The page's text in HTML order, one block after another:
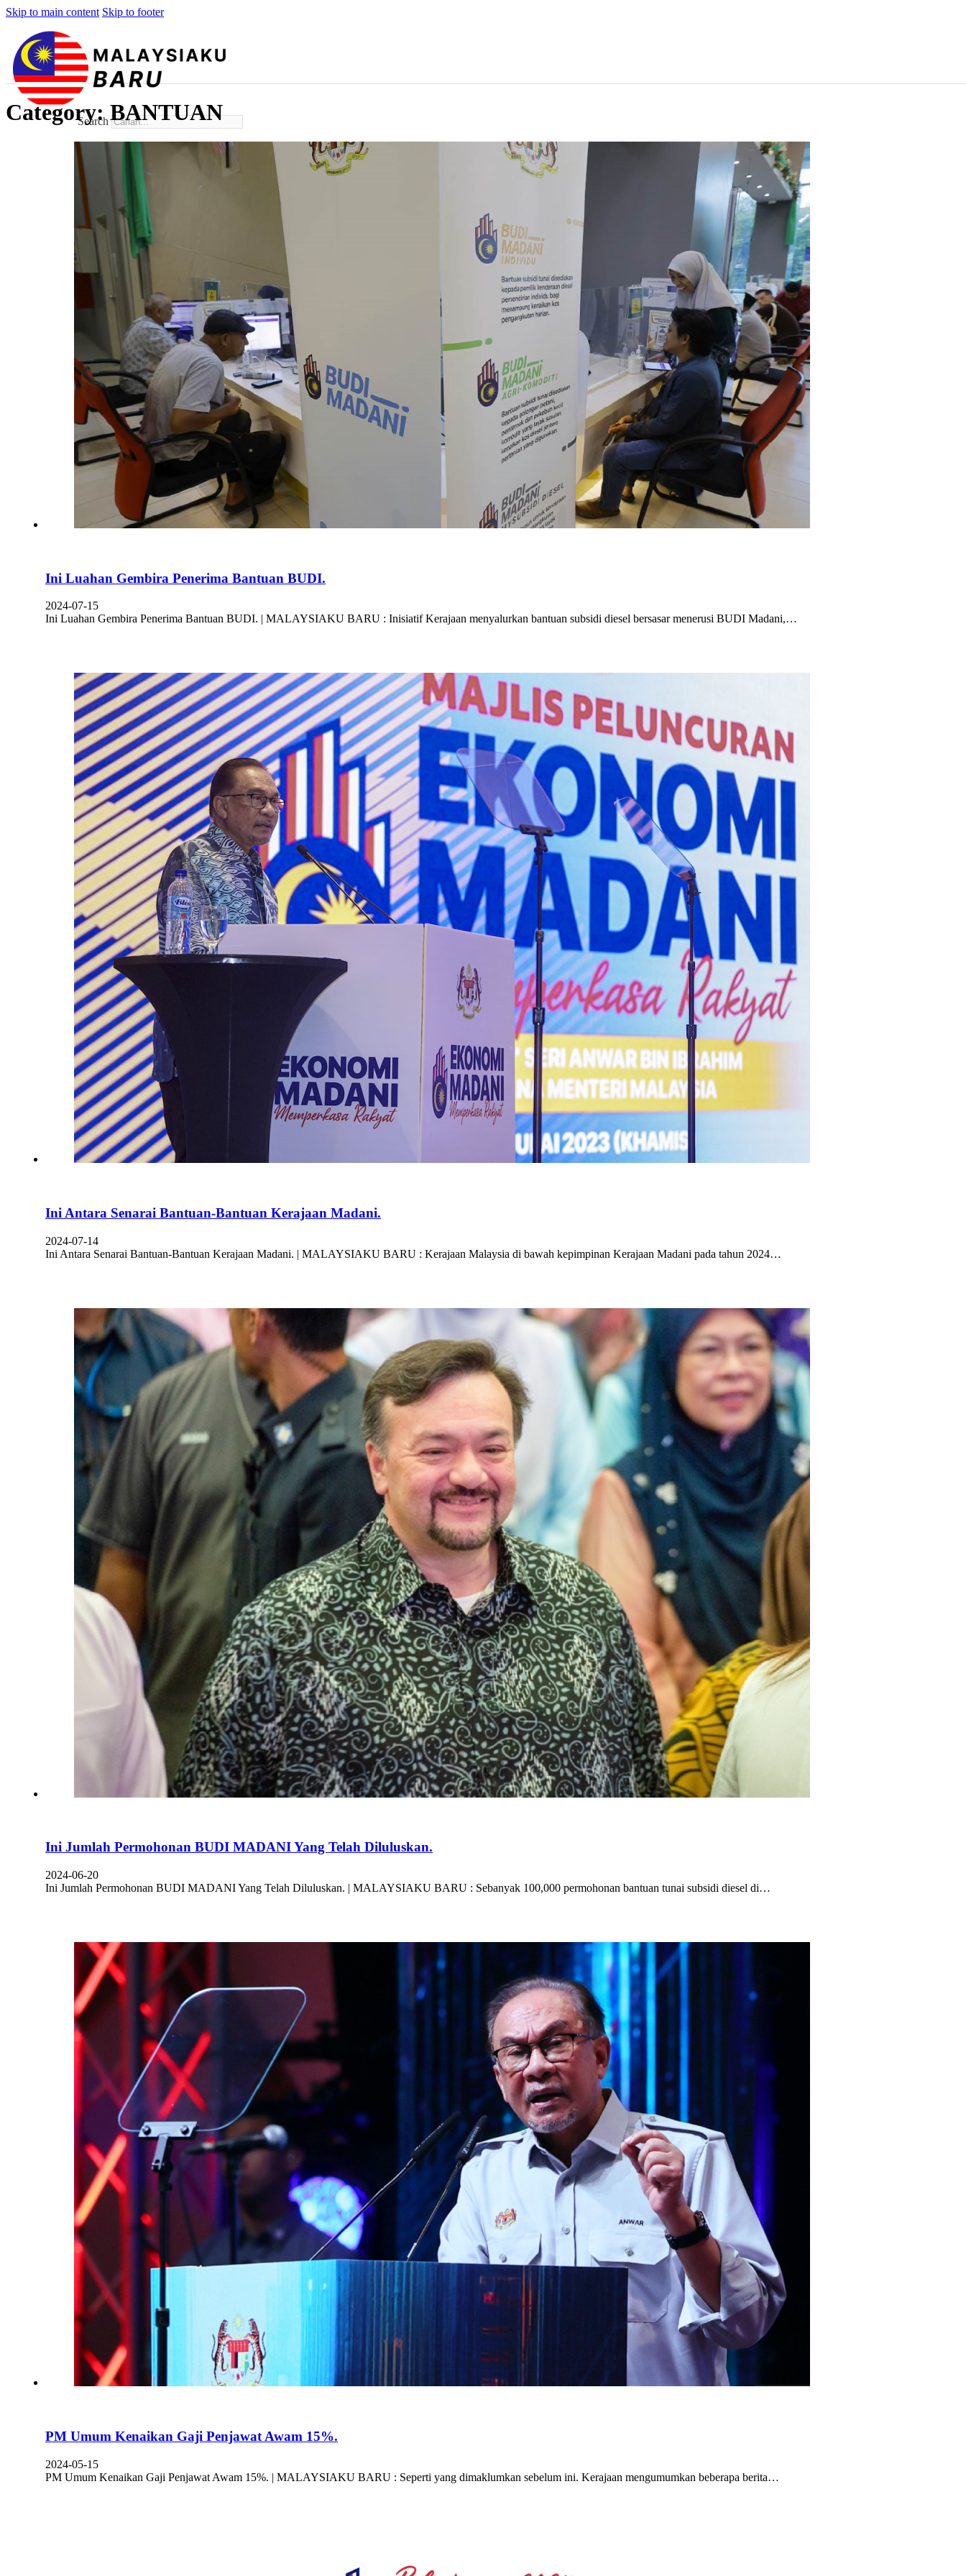
Skip to main content Skip to footer
Search
Category:BANTUAN
Ini Luahan Gembira Penerima Bantuan BUDI.
2024-07-15
Ini Luahan Gembira Penerima Bantuan BUDI. | MALAYSIAKU BARU : Inisiatif Kerajaan menyalurkan bantuan subsidi diesel bersasar menerusi BUDI Madani,…
Ini Antara Senarai Bantuan-Bantuan Kerajaan Madani.
2024-07-14
Ini Antara Senarai Bantuan-Bantuan Kerajaan Madani. | MALAYSIAKU BARU : Kerajaan Malaysia di bawah kepimpinan Kerajaan Madani pada tahun 2024…
Ini Jumlah Permohonan BUDI MADANI Yang Telah Diluluskan.
2024-06-20
Ini Jumlah Permohonan BUDI MADANI Yang Telah Diluluskan. | MALAYSIAKU BARU : Sebanyak 100,000 permohonan bantuan tunai subsidi diesel di…
PM Umum Kenaikan Gaji Penjawat Awam 15%.
2024-05-15
PM Umum Kenaikan Gaji Penjawat Awam 15%. | MALAYSIAKU BARU : Seperti yang dimaklumkan sebelum ini. Kerajaan mengumumkan beberapa berita…